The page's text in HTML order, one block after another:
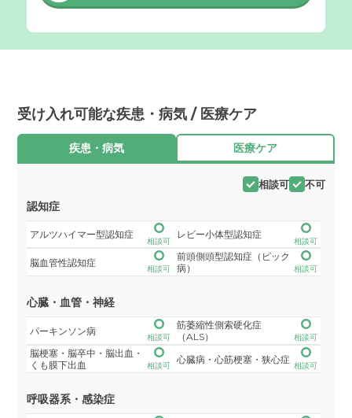
受け入れ可能な疾患・病気 / 医療ケア
疾患・病気 医療ケア
相談可 不可
認知症
アルツハイマー型認知症
相談可
レビー小体型認知症
相談可
脳血管性認知症
相談可
前頭側頭型認知症（ピック
病）
相談可
心臓・血管・神経
パーキンソン病
相談可
筋萎縮性側索硬化症
（ALS）
相談可
脳梗塞・脳卒中・脳出血・
くも膜下出血
相談可
心臓病・心筋梗塞・狭心症
相談可
呼吸器系・感染症